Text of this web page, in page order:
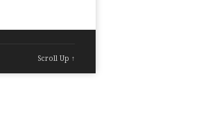
Scroll Up ↑